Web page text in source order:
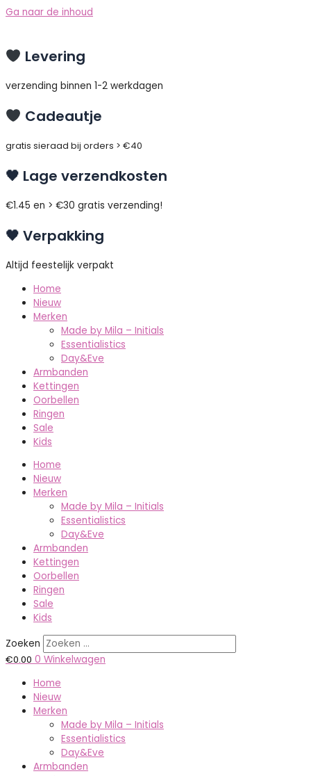
Ga naar de inhoud
Levering
verzending binnen 1-2 werkdagen
Cadeautje
gratis sieraad bij orders > €40
🖤 Lage verzendkosten
€1.45 en > €30 gratis verzending!
🖤 Verpakking
Altijd feestelijk verpakt
Home
Nieuw
Merken
Made by Mila – Initials
Essentialistics
Day&Eve
Armbanden
Kettingen
Oorbellen
Ringen
Sale
Kids
Home
Nieuw
Merken
Made by Mila – Initials
Essentialistics
Day&Eve
Armbanden
Kettingen
Oorbellen
Ringen
Sale
Kids
Zoeken
€0.00 0 Winkelwagen
Home
Nieuw
Merken
Made by Mila – Initials
Essentialistics
Day&Eve
Armbanden